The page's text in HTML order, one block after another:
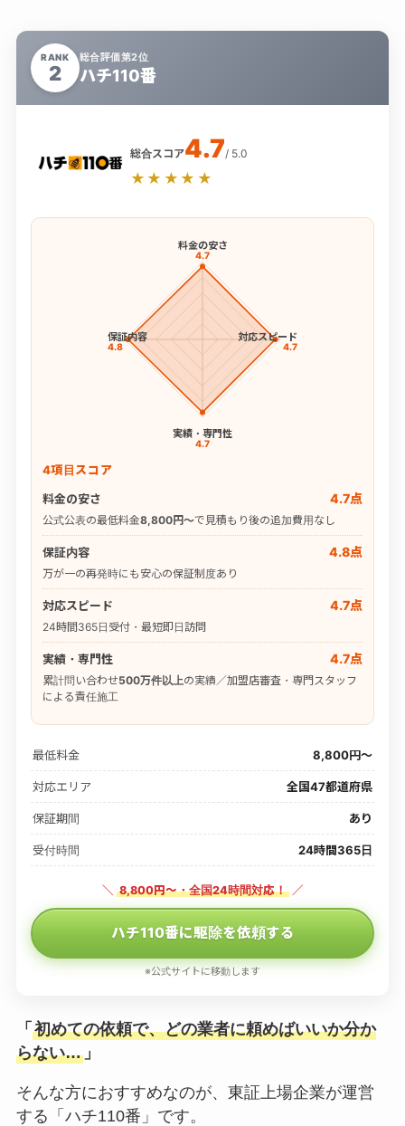
RANK
2
総合評価第2位
ハチ110番
総合スコア4.7/ 5.0
★★★★★
料金の安さ
4.7
対応スピード
4.7
実績・専門性
4.7
保証内容
4.8
4項目スコア
料金の安さ
4.7点
公式公表の最低料金8,800円〜で見積もり後の追加費用なし
保証内容 4.8点
万が一の再発時にも安心の保証制度あり
対応スピード 4.7点
24時間365日受付・最短即日訪問
実績・専門性 4.7点
累計問い合わせ500万件以上の実績／加盟店審査・専門スタッフ
による責任施工
最低料金 8,800円〜
対応エリア 全国47都道府県
保証期間 あり
受付時間 24時間365日
＼ 8,800円〜・全国24時間対応！ ／
ハチ110番に駆除を依頼する
※公式サイトに移動します
「 初めての依頼で、どの業者に頼めばいいか分か
らない…」
そんな方におすすめなのが、東証上場企業が運営
する「ハチ110番」です。